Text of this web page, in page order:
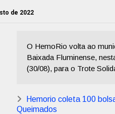
de 2022
O HemoRio volta ao
Baixada Fluminense,
(30/08), para o Trote
Hemorio coleta 100
Queimados